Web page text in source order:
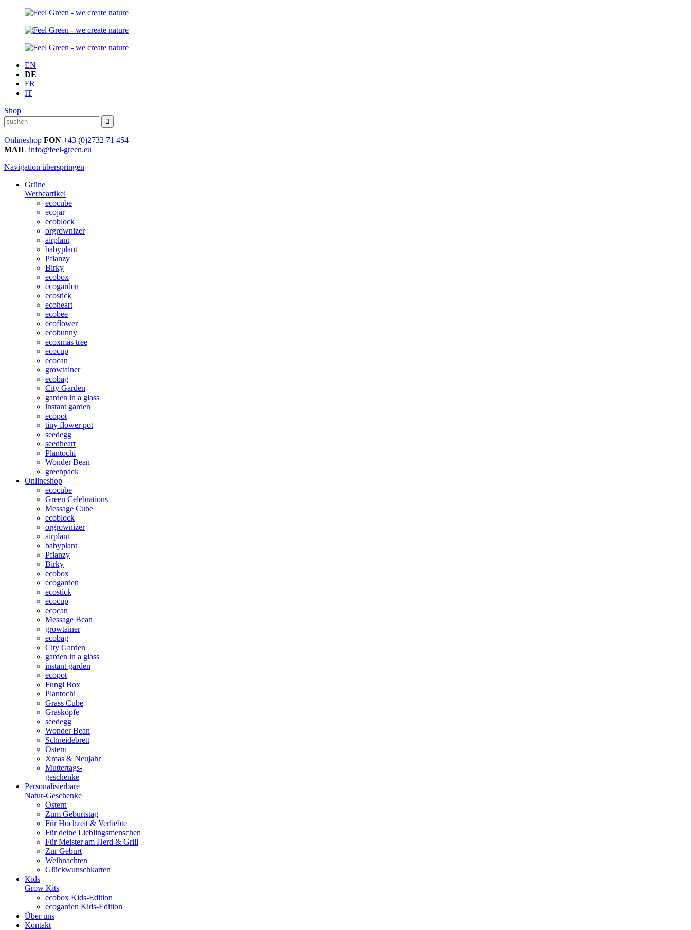
EN
DE
FR
IT
Shop
Onlineshop FON +43 (0)2732 71 454
MAIL info@feel-green.eu
Navigation überspringen
Grüne
Werbeartikel
ecocube
ecojar
ecoblock
orgrownizer
airplant
babyplant
Pflanzy
Birky
ecobox
ecogarden
ecostick
ecoheart
ecobee
ecoflower
ecobunny
ecoxmas tree
ecocup
ecocan
growtainer
ecobag
City Garden
garden in a glass
instant garden
ecopot
tiny flower pot
seedegg
seedheart
Plantochi
Wonder Bean
greenpack
Onlineshop
ecocube
Green Celebrations
Message Cube
ecoblock
orgrownizer
airplant
babyplant
Pflanzy
Birky
ecobox
ecogarden
ecostick
ecocup
ecocan
Message Bean
growtainer
ecobag
City Garden
garden in a glass
instant garden
ecopot
Fungi Box
Plantochi
Grass Cube
Grasköpfe
seedegg
Wonder Bean
Schneidebrett
Ostern
Xmas & Neujahr
Muttertags-
geschenke
Personalisierbare
Natur-Geschenke
Ostern
Zum Geburtstag
Für Hochzeit & Verliebte
Für deine Lieblingsmenschen
Für Meister am Herd & Grill
Zur Geburt
Weihnachten
Glückwunschkarten
Kids
Grow Kits
ecobox Kids-Edition
ecogarden Kids-Edition
Über uns
Kontakt